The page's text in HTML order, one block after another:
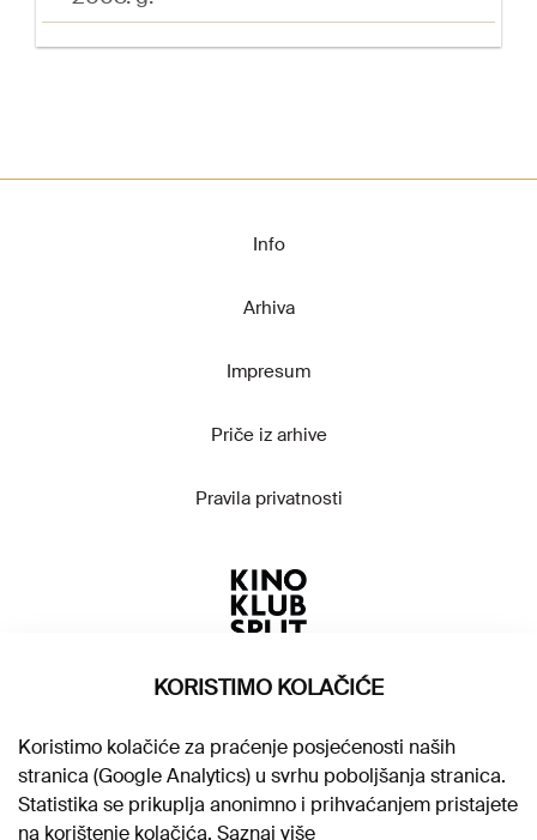
Info
Arhiva
Impresum
Priče iz arhive
Pravila privatnosti
KORISTIMO KOLAČIĆE
Koristimo kolačiće za praćenje posjećenosti naših
stranica (Google Analytics) u svrhu poboljšanja stranica.
Statistika se prikuplja anonimno i prihvaćanjem pristajete
na korištenje kolačića. Saznaj više